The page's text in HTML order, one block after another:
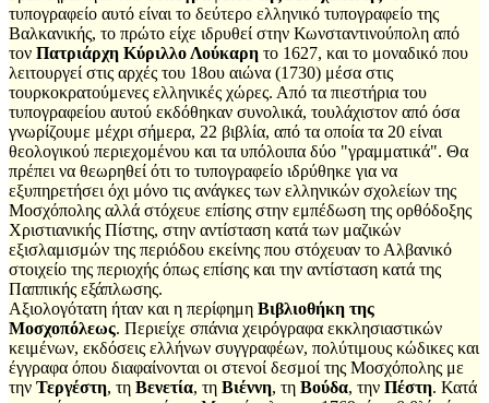
τυπογραφείο αυτό είναι το δεύτερο ελληνικό τυπογραφείο της
Βαλκανικής, το πρώτο είχε ιδρυθεί στην Κωνσταντινούπολη από
τον Πατριάρχη Κύριλλο Λούκαρη το 1627, και το μοναδικό που
λειτουργεί στις αρχές του 18ου αιώνα (1730) μέσα στις
τουρκοκρατούμενες ελληνικές χώρες. Από τα πιεστήρια του
τυπογραφείου αυτού εκδόθηκαν συνολικά, τουλάχιστον από όσα
γνωρίζουμε μέχρι σήμερα, 22 βιβλία, από τα οποία τα 20 είναι
θεολογικού περιεχομένου και τα υπόλοιπα δύο "γραμματικά". Θα
πρέπει να θεωρηθεί ότι το τυπογραφείο ιδρύθηκε για να
εξυπηρετήσει όχι μόνο τις ανάγκες των ελληνικών σχολείων της
Μοσχόπολης αλλά στόχευε επίσης στην εμπέδωση της ορθόδοξης
Χριστιανικής Πίστης, στην αντίσταση κατά των μαζικών
εξισλαμισμών της περιόδου εκείνης που στόχευαν το Αλβανικό
στοιχείο της περιοχής όπως επίσης και την αντίσταση κατά της
Παππικής εξάπλωσης.
Αξιολογότατη ήταν και η περίφημη Βιβλιοθήκη της
Μοσχοπόλεως. Περιείχε σπάνια χειρόγραφα εκκλησιαστικών
κειμένων, εκδόσεις ελλήνων συγγραφέων, πολύτιμους κώδικες και
έγγραφα όπου διαφαίνονται οι στενοί δεσμοί της Μοσχόπολης με
την Τεργέστη, τη Βενετία, τη Βιέννη, τη Βούδα, την Πέστη. Κατά